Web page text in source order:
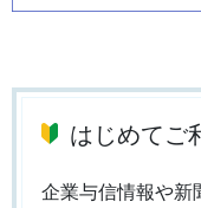
はじめてご
企業与信情報や新